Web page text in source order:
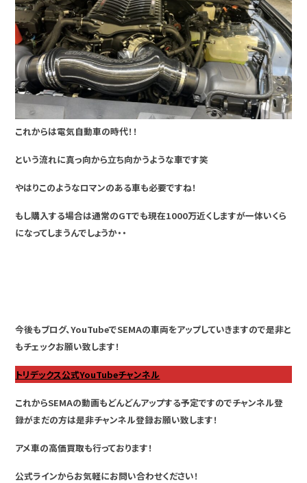
これからは電気自動車の時代！！
という流れに真っ向から立ち向かうような車です笑
やはりこのようなロマンのある車も必要ですね！
もし購入する場合は通常のGTでも現在1000万近くしますが一体いくら
になってしまうんでしょうか・・
今後もブログ、YouTubeでSEMAの車両をアップしていきますので是非と
もチェックお願い致します！
トリデックス公式YouTubeチャンネル
これからSEMAの動画もどんどんアップする予定ですのでチャンネル登
録がまだの方は是非チャンネル登録お願い致します！
アメ車の高価買取も行っております！
公式ラインからお気軽にお問い合わせください！